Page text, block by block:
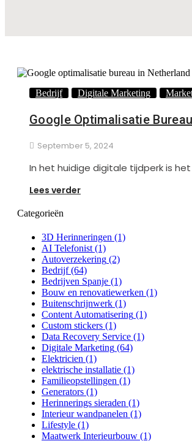
Bedrijf Digitale Marketing
Google Optimalisatie
September 5, 2024
In het huidige digitale tijdperk is
Lees verder
Categorieën
3D Herinneringen (1)
AI Telefonist (1)
Autoverzekering (2)
Bedrijf(64)
Bedrijven Spanje (1)
Bouw en renovatiewerken (1)
Buitenschrijnwerk (1)
Content Automatisering (1)
Custom stickers (1)
Data Recovery Service (1)
Digitale Marketing (64)
Elektricien (1)
elektrische installatie (1)
Familieopstellingen (1)
Generators (1)
Herinnerings sieraden (1)
Interieur wandpanelen (1)
Lifestyle (1)
Maatwerk Interieurbouw (1)